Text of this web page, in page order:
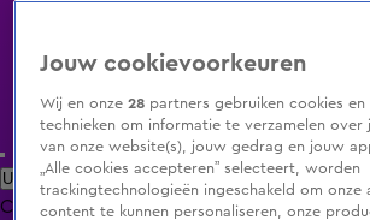
Uitzending Gemist Populaire programma's Zenders
ClipsFilmsRadioSmart TV inlogShop
Jouw cookievoorkeuren
Wij en onze28 partners gebruiken cookies
technieken om informatie te verzamelen over
van onze website(s), jouw gedrag en jouw
„Alle cookies accepteren” selecteert, worden
trackingtechnologieën ingeschakeld om onze
content te kunnen personaliseren, onze